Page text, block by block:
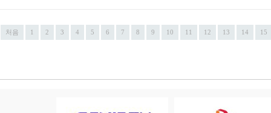
처음 1 2 3 4 5 6 7 8 9 10 11 12 13 14 15